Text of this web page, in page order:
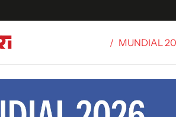
/ MUNDIAL